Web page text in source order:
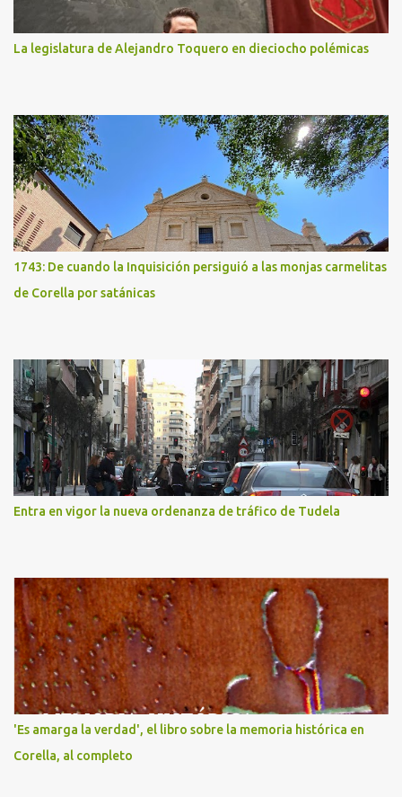
La legislatura de Alejandro Toquero en dieciocho polémicas
1743: De cuando la Inquisición persiguió a las monjas carmelitas
de Corella por satánicas
Entra en vigor la nueva ordenanza de tráfico de Tudela
'Es amarga la verdad', el libro sobre la memoria histórica en
Corella, al completo